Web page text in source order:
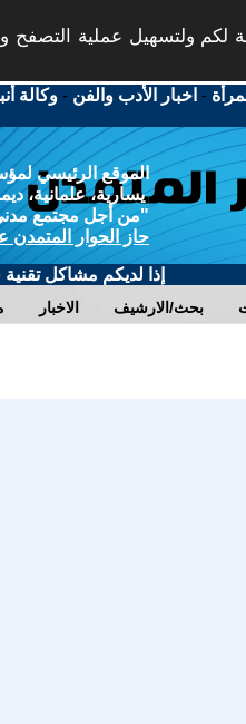
لكم ولتسهيل عملية التصفح
- اخبار الأدب والفن -وكالة
الموقع الرئيسي
يسارية، علمانية،
"من أجل مجتمع مدني
حاز الحوار المتمدن
إذا لديكم مشاكل
الاخبار بحث/الارشيف